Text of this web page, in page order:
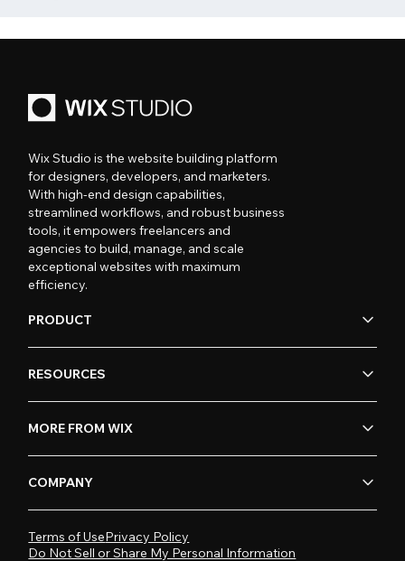
Wix Studio is the website building platform
for designers, developers, and marketers.
With high-end design capabilities,
streamlined workflows, and robust business
tools, it empowers freelancers and
agencies to build, manage, and scale
exceptional websites with maximum
efficiency.
PRODUCT
RESOURCES
MORE FROM WIX
COMPANY
Terms of UsePrivacy Policy
Do Not Sell or Share My Personal Information